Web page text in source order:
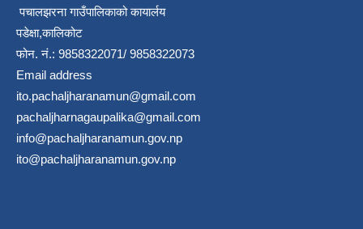
पचालझरना गाउँपालिकाको कायार्लय
पडेक्षा,कालिकोट
फोन. नं.: 9858322071/ 9858322073
Email address
ito.pachaljharanamun@gmail.com
pachaljharnagaupalika@gmail.com
info@pachaljharanamun.gov.np
ito@pachaljharanamun.gov.np